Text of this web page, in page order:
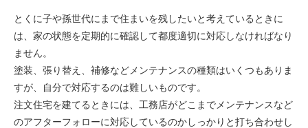
とくに子や孫世代にまで住まいを残したいと考えているときに
は、家の状態を定期的に確認して都度適切に対応しなければなり
ません。
塗装、張り替え、補修などメンテナンスの種類はいくつもありま
すが、自分で対応するのは難しいものです。
注文住宅を建てるときには、工務店がどこまでメンテナンスなど
のアフターフォローに対応しているのかしっかりと打ち合わせし